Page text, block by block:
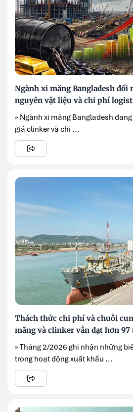
Ngành xi măng Bangladesh đối
nguyên vật liệu và chi phí
» Ngành xi măng Bangladesh
giá clinker và chi ...
Thách thức chi phí và chuỗi
măng và clinker vẫn đạt hơn 97
» Tháng 2/2026 ghi nhận những
trong hoạt động xuất khẩu ...